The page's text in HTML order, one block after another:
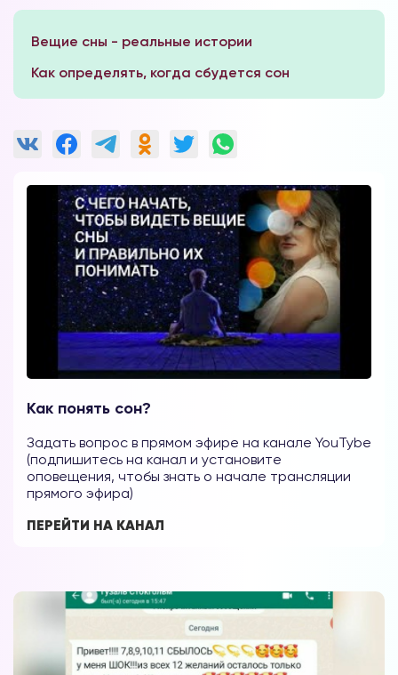
Вещие сны - реальные истории
Как определять, когда сбудется сон
Как понять сон?
Задать вопрос в прямом эфире на канале YouTybe
(подпишитесь на канал и установите
оповещения, чтобы знать о начале трансляции
прямого эфира)
ПЕРЕЙТИ НА КАНАЛ
Форум на сайте